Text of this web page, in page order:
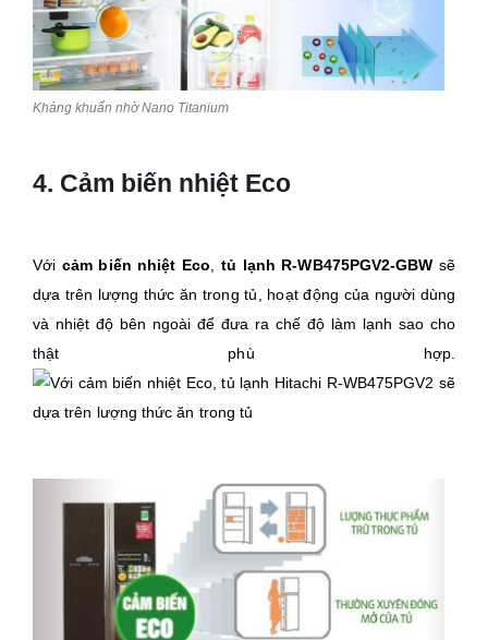
Kháng khuẩn nhờ Nano Titanium
4. Cảm biến nhiệt Eco
Với cảm biến nhiệt Eco, tủ lạnh R-WB475PGV2-GBW sẽ
dựa trên lượng thức ăn trong tủ, hoạt động của người dùng
và nhiệt độ bên ngoài để đưa ra chế độ làm lạnh sao cho
thật phù hợp.